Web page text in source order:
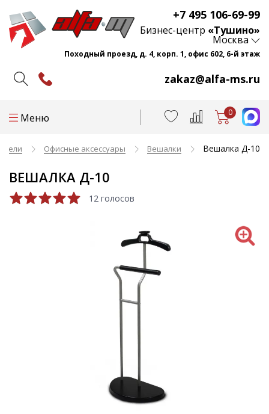
+7 495 106-69-99
zakaz@alfa-ms.ru
Бизнес-центр «Тушино»
Москва
Походный проезд, д. 4, корп. 1, офис 602, 6-й этаж
Меню 0
Офисные аксессуары Вешалки Вешалка Д-10
ВЕШАЛКА Д-10
12 голосов